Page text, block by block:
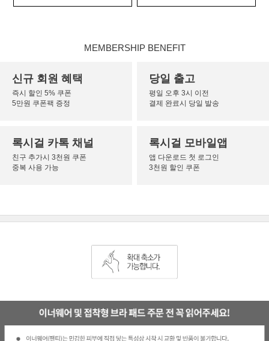
MEMBERSHIP BENEFIT
신규 회원 혜택
즉시 할인 5% 쿠폰
5만원 쿠폰팩 증정
당일 출고
평일 오후 3시 이전
결제 완료시 당일 발송
록시걸 카톡 채널
친구 추가시 3천원 쿠폰
중복 사용 가능
록시걸 모바일앱
앱 다운로드 첫 로그인
3천원 할인 쿠폰